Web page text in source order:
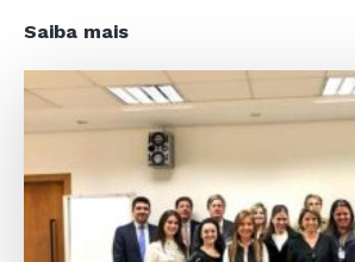
da
Suécia
Saiba maisNoruega:
Cultural
Beija-
flor